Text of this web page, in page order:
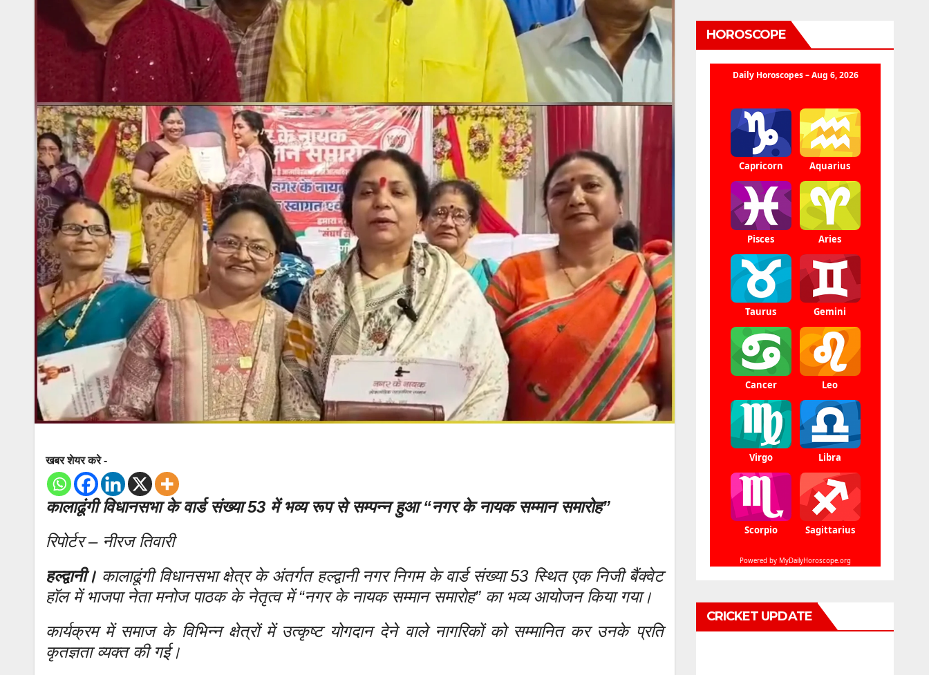
खबर शेयर करे -
कालाढूंगी विधानसभा के वार्ड संख्या 53 में भव्य रूप से सम्पन्न हुआ “नगर के नायक सम्मान समारोह”
रिपोर्टर – नीरज तिवारी
हल्द्वानी। कालाढूंगी विधानसभा क्षेत्र के अंतर्गत हल्द्वानी नगर निगम के वार्ड संख्या 53 स्थित एक निजी बैंक्वेट
हॉल में भाजपा नेता मनोज पाठक के नेतृत्व में “नगर के नायक सम्मान समारोह” का भव्य आयोजन किया गया।
कार्यक्रम में समाज के विभिन्न क्षेत्रों में उत्कृष्ट योगदान देने वाले नागरिकों को सम्मानित कर उनके प्रति
कृतज्ञता व्यक्त की गई।
HOROSCOPE
CRICKET UPDATE